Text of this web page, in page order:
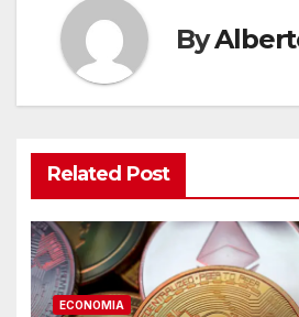
By
Related Post
ECONOMIA